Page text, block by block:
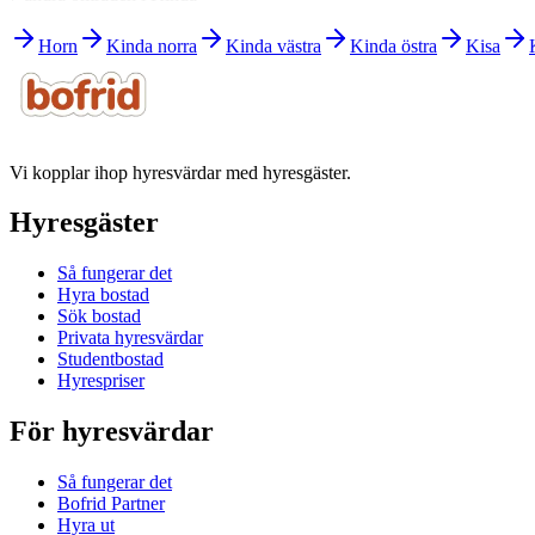
Horn Kinda norra Kinda västra Kinda östra Kisa
Vi kopplar ihop hyresvärdar med hyresgäster.
Hyresgäster
Så fungerar det
Hyra bostad
Sök bostad
Privata hyresvärdar
Studentbostad
Hyrespriser
För hyresvärdar
Så fungerar det
Bofrid Partner
Hyra ut